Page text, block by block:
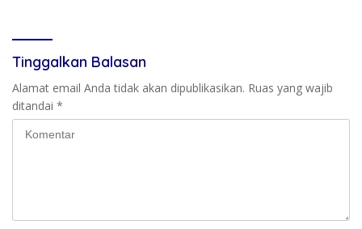
Tinggalkan Balasan
Alamat email Anda tidak akan dipublikasikan. Ruas yang wajib
ditandai *